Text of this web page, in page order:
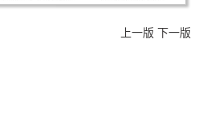
上一版 下一版